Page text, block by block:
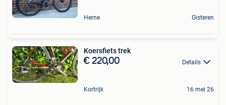
Herne Gisteren
Koersfiets trek
€ 220,00 Details
Kortrijk 16 mei 26